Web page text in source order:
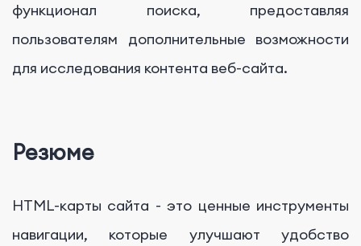
функционал поиска, предоставляя
пользователям дополнительные возможности
для исследования контента веб-сайта.
Резюме
HTML-карты сайта - это ценные инструменты
навигации, которые улучшают удобство